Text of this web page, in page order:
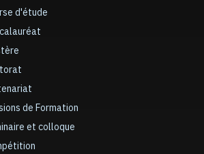
d'étude
de Formation
et colloque